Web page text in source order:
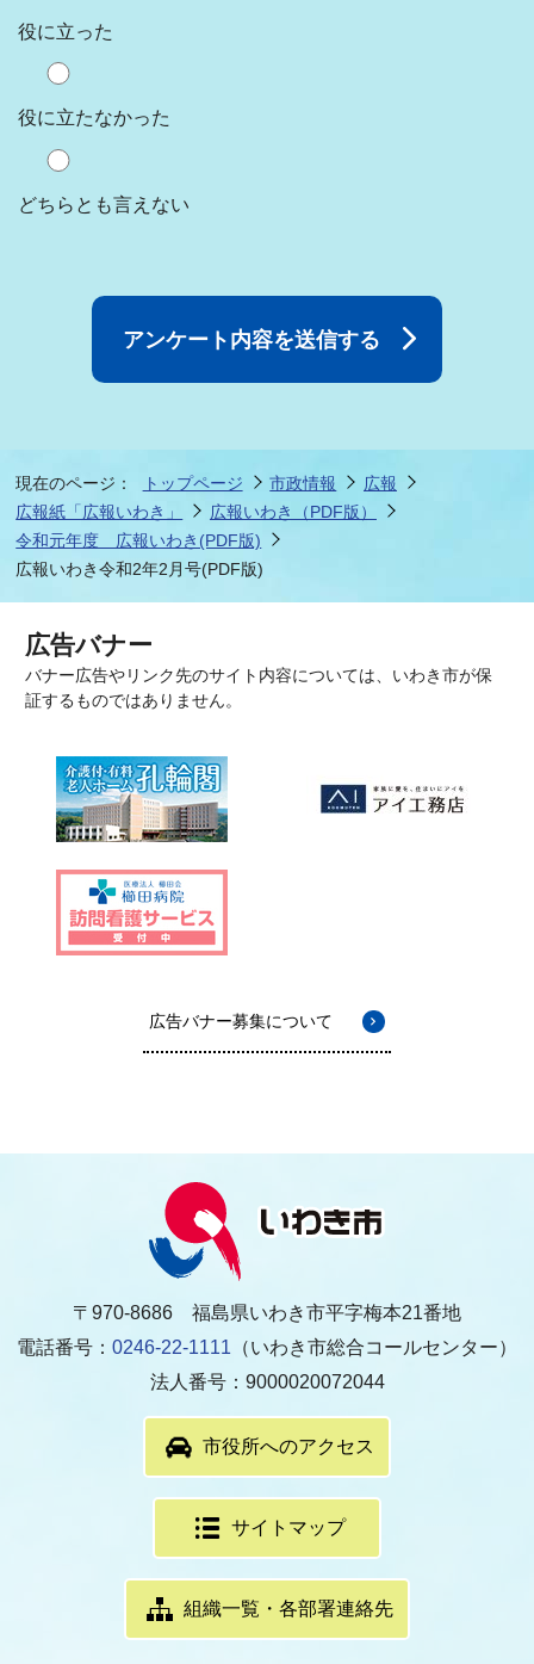
役に立った
役に立たなかった
どちらとも言えない
現在のページ： トップページ 市政情報
広報
広報紙「広報いわき」
広報いわき（PDF版）
令和元年度 広報いわき(PDF版)
広報いわき令和2年2月号(PDF版)
広告バナー
バナー広告やリンク先のサイト内容については、いわき市が保
証するものではありません。
広告バナー募集について
〒970-8686 福島県いわき市平字梅本21番地
電話番号： 0246-22-1111 （いわき市総合コールセンター）
法人番号：9000020072044
市役所へのアクセス
サイトマップ
組織一覧・各部署連絡先